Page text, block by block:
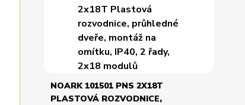
NOARK 101501 PNS 2X18T
PLASTOVÁ ROZVODNICE,